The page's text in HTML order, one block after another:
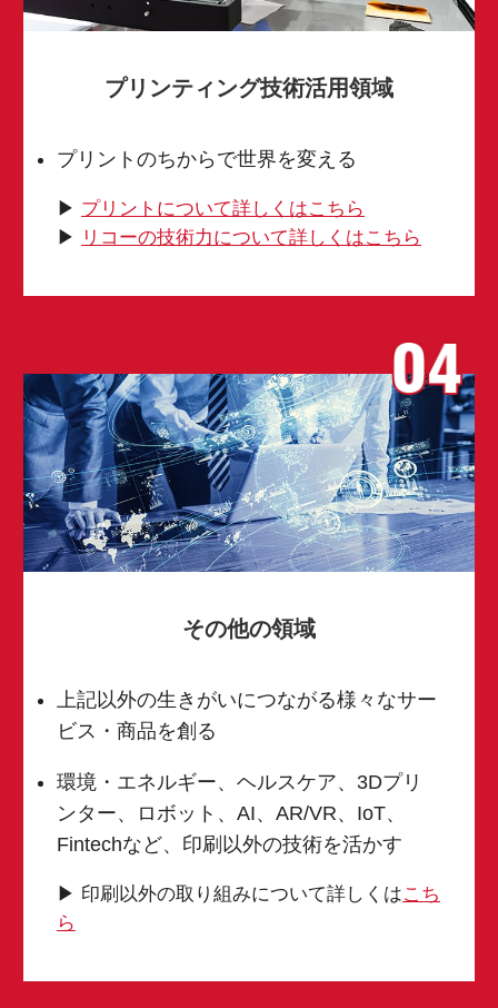
プリンティング技術活用領域
プリントのちからで世界を変える
▶︎ プリントについて詳しくはこちら
▶︎
リコーの技術力について詳しくはこちら
その他の領域
上記以外の生きがいにつながる様々なサー
ビス・商品を創る
環境・エネルギー、ヘルスケア、3Dプリ
ンター、ロボット、AI、AR/VR、IoT、
Fintechなど、印刷以外の技術を活かす
▶ 印刷以外の取り組みについて詳しくはこち
ら